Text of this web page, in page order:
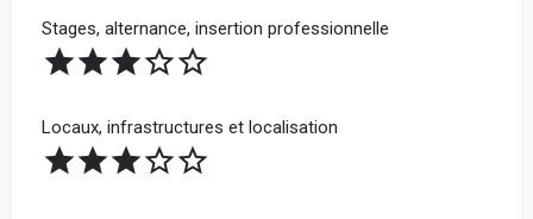
Stages, alternance, insertion professionnelle
Locaux, infrastructures et localisation